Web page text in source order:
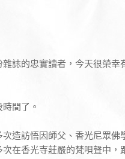
雜誌的忠實讀者，今天很榮
間了。
造訪悟因師父、香光尼眾
在香光寺莊嚴的梵唄聲中